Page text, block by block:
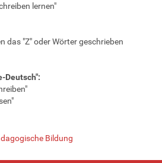
lernen"
das "Z" oder Wörter geschrieben
Deutsch":
Bildung